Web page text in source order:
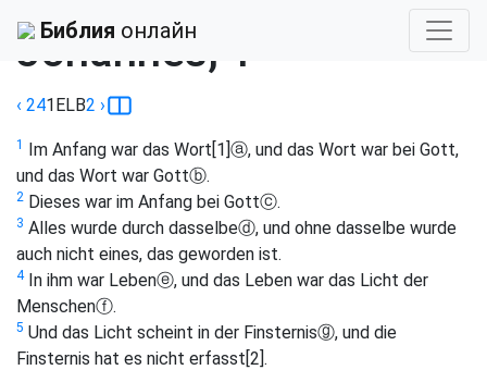
Библия онлайн
Johannes, 1
‹ 241ELB2 ›
1 Im Anfang war das Wort[1]ⓐ, und das Wort war bei Gott,
und das Wort war Gottⓑ.
2 Dieses war im Anfang bei Gottⓒ.
3 Alles wurde durch dasselbeⓓ, und ohne dasselbe wurde
auch nicht eines, das geworden ist.
4In ihm war Lebenⓔ, und das Leben war das Licht der
Menschenⓕ.
5 Und das Licht scheint in der Finsternisⓖ, und die
Finsternis hat es nicht erfasst[2].